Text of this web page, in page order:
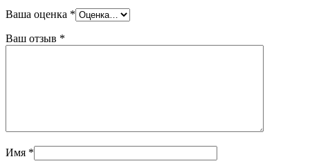
Ваша оценка *
Ваш отзыв *
Имя *